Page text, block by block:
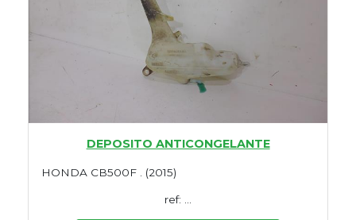
DEPOSITO ANTICONGELANTE
HONDA CB500F . (2015)
ref: ...